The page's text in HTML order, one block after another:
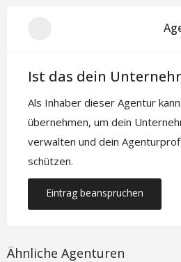
Ist das dein
Als Inhaber dieser Agentur
übernehmen, um dein
verwalten und dein
schützen.
Eintrag beanspruchen
Ähnliche Agenturen